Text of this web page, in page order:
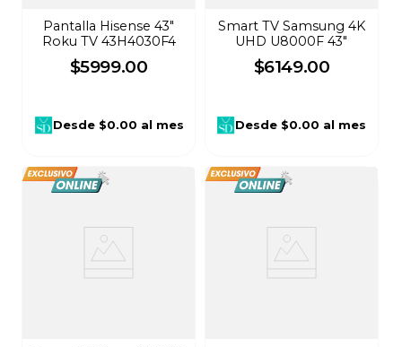
Pantalla Hisense 43"
Roku TV 43H4030F4
$5999.00
Desde$0.00 al mes
Smart TV Samsung 4K
UHD U8000F 43"
$6149.00
Desde $0.00 al mes